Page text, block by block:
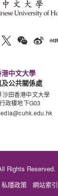
中文大學
公共關係處
沙田香港中文大學
政樓地下G03
Rights Reserved.
私隱政策 網站索引